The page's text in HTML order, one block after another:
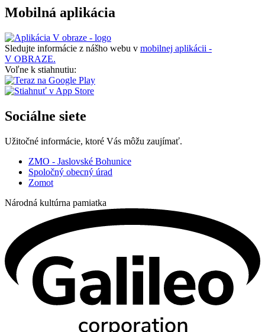
Mobilná aplikácia
Sledujte informácie z nášho webu v mobilnej aplikácii -
V OBRAZE.
Voľne k stiahnutiu:
Sociálne siete
Užitočné informácie, ktoré Vás môžu zaujímať.
ZMO - Jaslovské Bohunice
Spoločný obecný úrad
Zomot
Národná kultúrna pamiatka